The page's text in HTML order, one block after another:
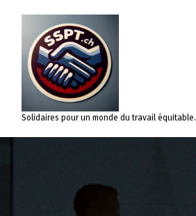
contenu
Solidaires pour un monde du travail équitable.